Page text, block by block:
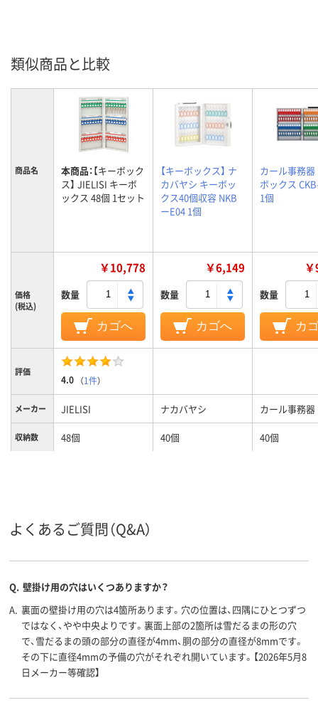
類似商品と比較
商品名 本商品：【キーボック
ス】 JIELISI キーボ
ックス 48個 1セット
【キーボックス】 ナ
カバヤシ キーボッ
クス40個収容 NKB
ーE04 1個
カール事務器
ボックス
1個
価格
(税込)
￥10,778
数量
カゴへ
￥6,149
数量
カゴへ
数量
カ
評価
4.0 （1件）
メーカー JIELISI ナカバヤシ カール事務器
収納数 48個 40個 40個
よくあるご質問（Q&A）
Q. 壁掛け用の穴はいくつありますか？
A. 裏面の壁掛け用の穴は4箇所あります。穴の位置は、四隅にひとつずつ
ではなく、やや中央よりです。裏面上部の2箇所は雪だるまの形の穴
で、雪だるまの頭の部分の直径が4mm、胴の部分の直径が8mmです。
その下に直径4mmの予備の穴がそれぞれ開いています。【2026年5月8
日メーカー等確認】